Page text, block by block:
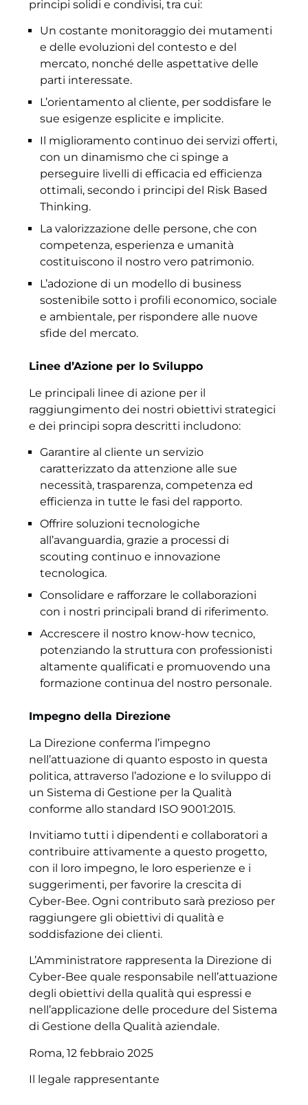
principi solidi e condivisi, tra cui:
Un costante monitoraggio dei mutamenti
e delle evoluzioni del contesto e del
mercato, nonché delle aspettative delle
parti interessate.
L’orientamento al cliente, per soddisfare le
sue esigenze esplicite e implicite.
Il miglioramento continuo dei servizi offerti,
con un dinamismo che ci spinge a
perseguire livelli di efficacia ed efficienza
ottimali, secondo i principi del Risk Based
Thinking.
La valorizzazione delle persone, che con
competenza, esperienza e umanità
costituiscono il nostro vero patrimonio.
L’adozione di un modello di business
sostenibile sotto i profili economico, sociale
e ambientale, per rispondere alle nuove
sfide del mercato.
Linee d’Azione per lo Sviluppo
Le principali linee di azione per il
raggiungimento dei nostri obiettivi strategici
e dei principi sopra descritti includono:
Garantire al cliente un servizio
caratterizzato da attenzione alle sue
necessità, trasparenza, competenza ed
efficienza in tutte le fasi del rapporto.
Offrire soluzioni tecnologiche
all’avanguardia, grazie a processi di
scouting continuo e innovazione
tecnologica.
Consolidare e rafforzare le collaborazioni
con i nostri principali brand di riferimento.
Accrescere il nostro know-how tecnico,
potenziando la struttura con professionisti
altamente qualificati e promuovendo una
formazione continua del nostro personale.
Impegno della Direzione
La Direzione conferma l’impegno
nell’attuazione di quanto esposto in questa
politica, attraverso l’adozione e lo sviluppo di
un Sistema di Gestione per la Qualità
conforme allo standard ISO 9001:2015.
Invitiamo tutti i dipendenti e collaboratori a
contribuire attivamente a questo progetto,
con il loro impegno, le loro esperienze e i
suggerimenti, per favorire la crescita di
Cyber-Bee. Ogni contributo sarà prezioso per
raggiungere gli obiettivi di qualità e
soddisfazione dei clienti.
L’Amministratore rappresenta la Direzione di
Cyber-Bee quale responsabile nell’attuazione
degli obiettivi della qualità qui espressi e
nell’applicazione delle procedure del Sistema
di Gestione della Qualità aziendale.
Roma, 12 febbraio 2025
Il legale rappresentante